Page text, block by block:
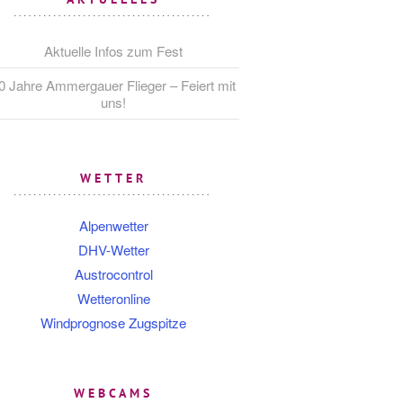
Aktuelle Infos zum Fest
Jahre Ammergauer Flieger – Feiert mit
uns!
WETTER
Alpenwetter
DHV-Wetter
Austrocontrol
Wetteronline
Windprognose Zugspitze
WEBCAMS